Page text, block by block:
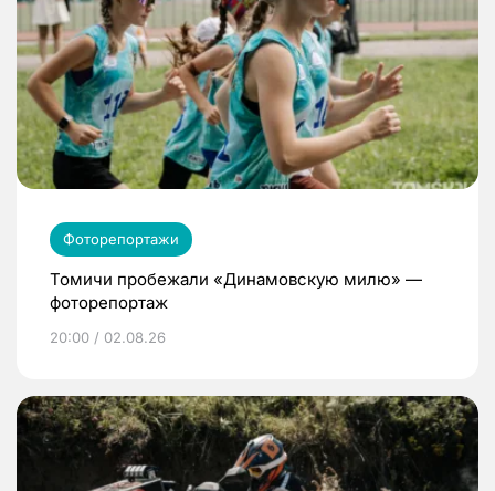
Фоторепортажи
Томичи пробежали «Динамовскую милю» —
фоторепортаж
20:00 / 02.08.26